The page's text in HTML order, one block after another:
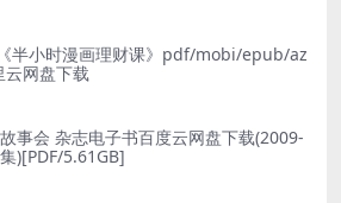
半小时漫画理财课》pdf/mobi/epub/az
云网盘下载
事会 杂志电子书百度云网盘下载(2009-
)[PDF/5.61GB]